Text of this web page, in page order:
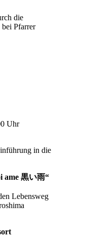
die
Pfarrer
Uhr
in die
ame 黒い雨“
Lebensweg